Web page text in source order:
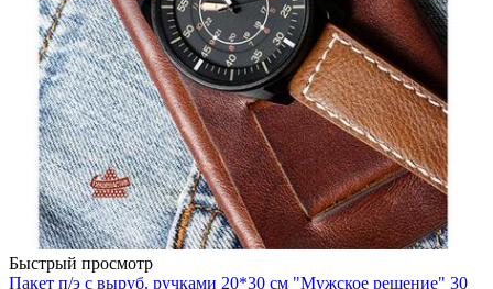
Быстрый просмотр
Пакет п/э с выруб. ручками 20*30 см "Мужское решение" 30